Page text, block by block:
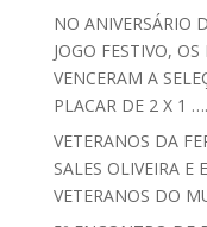
NO ANIVERSÁRIO
JOGO FESTIVO,
VENCERAM A
PLACAR DE 2 X 1
VETERANOS DA
SALES OLIVEIRA E
VETERANOS DO